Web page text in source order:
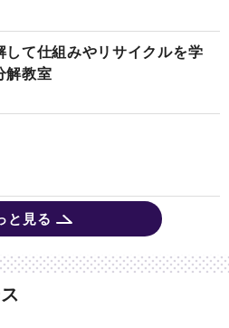
して仕組みやリサイクルを学
教室
と見る